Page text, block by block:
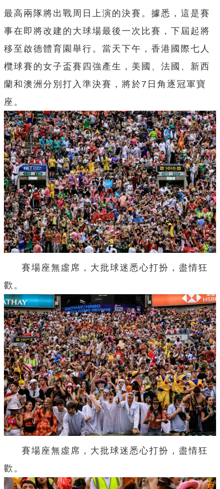
最高兩隊將出戰周日上演的決賽。據悉， 這是賽
事在即將改建的大球場最後一次比賽，下屆起將
移至啟德體育園舉行。當天下午，香港國際七人
欖球賽的女子盃賽四強產生，美國、法國、新西
蘭和澳洲分別打入準決賽，將於7日角逐冠軍寶
座。
賽場座無虛席，大批球迷悉心打扮，盡情狂
歡。
賽場座無虛席，大批球迷悉心打扮，盡情狂
歡。